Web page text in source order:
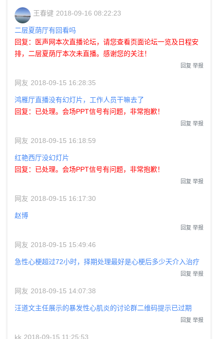
王春键 2018-09-16 08:22:23
二层夏荫厅有回看吗
回复：医声网本次直播论坛，请您查看页面论坛一览及日程安
排，二层夏荫厅本次未直播。感谢您的关注！
回复 举报
网友 2018-09-15 16:28:35
鸿雁厅直播没有幻灯片，工作人员干嘛去了
回复：已处理。会场PPT信号有问题，非常抱歉！
回复 举报
网友 2018-09-15 16:18:59
红艳西厅没幻灯片
回复：已处理。会场PPT信号有问题，非常抱歉！
回复 举报
网友 2018-09-15 16:17:30
赵博
回复 举报
网友 2018-09-15 15:49:46
急性心梗超过72小时，择期处理最好是心梗后多少天介入治疗
回复 举报
网友 2018-09-15 14:07:38
汪道文主任展示的暴发性心肌炎的讨论群二维码提示已过期
回复 举报
kk 2018-09-15 11:25:53